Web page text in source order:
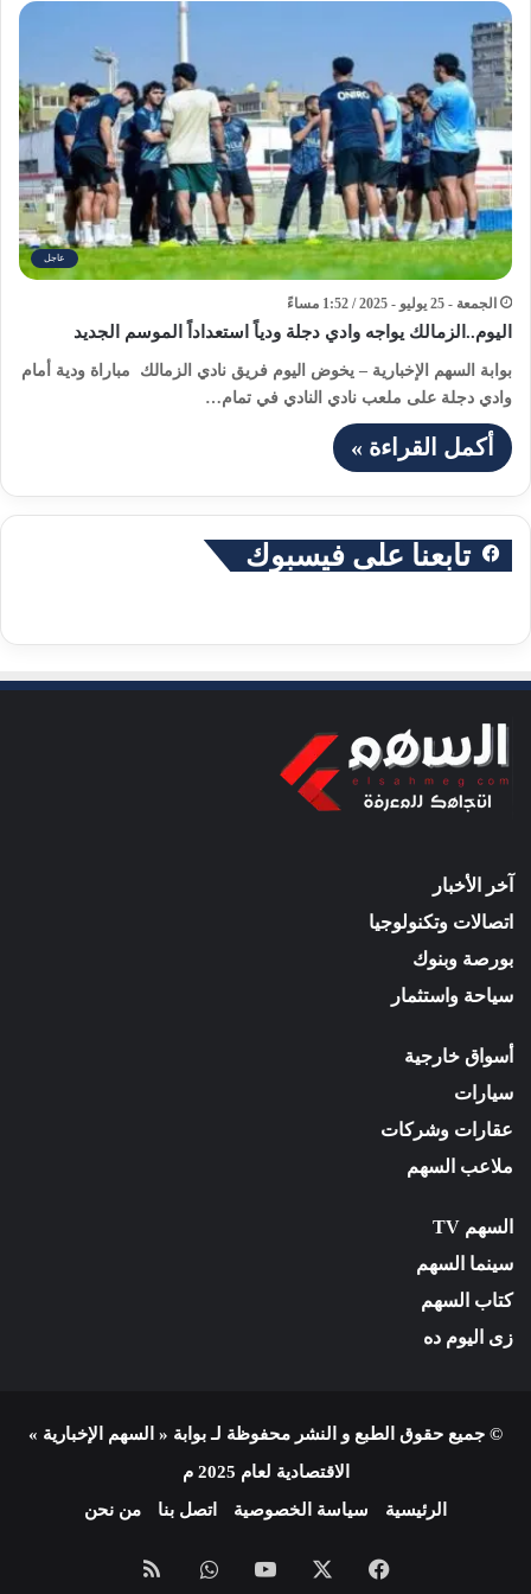
عاجل
الجمعة - 25 يوليو - 2025 / 1:52 مساءً
اليوم..الزمالك يواجه وادي دجلة ودياً استعداداً الموسم الجديد
بوابة السهم الإخبارية – يخوض اليوم فريق نادي الزمالك مباراة ودية أمام
وادي دجلة على ملعب نادي النادي في تمام…
أكمل القراءة »
تابعنا على فيسبوك
آخر الأخبار
اتصالات وتكنولوجيا
بورصة وبنوك
سياحة واستثمار
أسواق خارجية
سيارات
عقارات وشركات
ملاعب السهم
السهم TV
سينما السهم
كتاب السهم
زى اليوم ده
© جميع حقوق الطبع و النشر محفوظة لـ بوابة « السهم الإخبارية »
الاقتصادية لعام 2025 م
الرئيسية
سياسة الخصوصية اتصل بنا من نحن
فيسبوك يوتيوبواتسابملخص